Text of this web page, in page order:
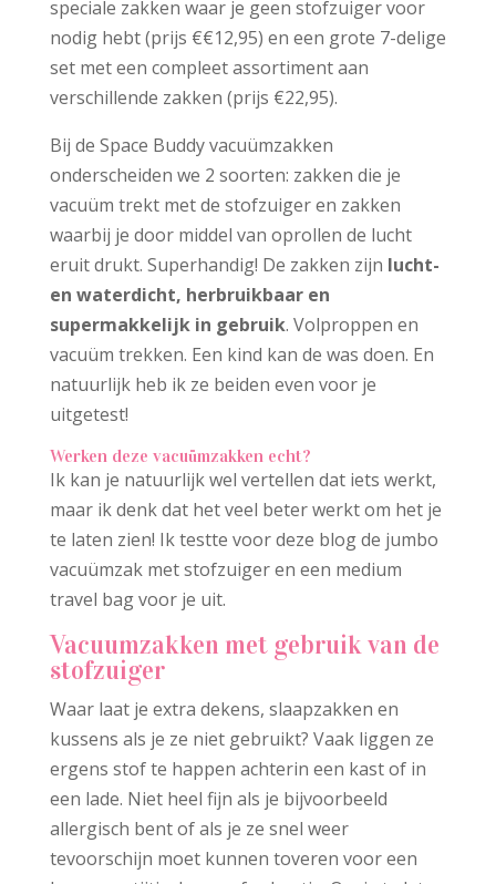
speciale zakken waar je geen stofzuiger voor
nodig hebt (prijs €€12,95) en een grote 7-delige
set met een compleet assortiment aan
verschillende zakken (prijs €22,95).
Bij de Space Buddy vacuümzakken
onderscheiden we 2 soorten: zakken die je
vacuüm trekt met de stofzuiger en zakken
waarbij je door middel van oprollen de lucht
eruit drukt. Superhandig! De zakken zijn lucht-
en waterdicht, herbruikbaar en
supermakkelijk in gebruik. Volproppen en
vacuüm trekken. Een kind kan de was doen. En
natuurlijk heb ik ze beiden even voor je
uitgetest!
Werken deze vacuümzakken echt?
Ik kan je natuurlijk wel vertellen dat iets werkt,
maar ik denk dat het veel beter werkt om het je
te laten zien! Ik testte voor deze blog de jumbo
vacuümzak met stofzuiger en een medium
travel bag voor je uit.
Vacuumzakken met gebruik van de
stofzuiger
Waar laat je extra dekens, slaapzakken en
kussens als je ze niet gebruikt? Vaak liggen ze
ergens stof te happen achterin een kast of in
een lade. Niet heel fijn als je bijvoorbeeld
allergisch bent of als je ze snel weer
tevoorschijn moet kunnen toveren voor een